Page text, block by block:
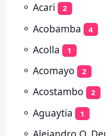
⚬ Acari 2
⚬ Acobamba 4
⚬ Acolla 1
⚬ Acomayo 2
⚬ Acostambo 2
⚬ Aguaytia 1